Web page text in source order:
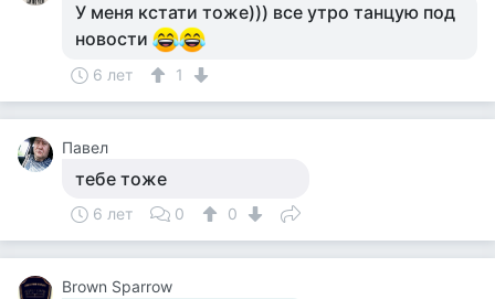
У меня кстати тоже))) все утро танцую под
новости
6 лет 1
Павел
тебе тоже
6 лет 0 0
Brown Sparrow